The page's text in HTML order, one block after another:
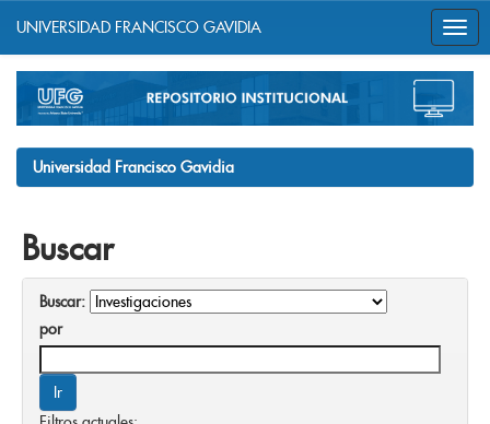
navigation
UNIVERSIDAD FRANCISCO GAVIDIA
Universidad Francisco Gavidia
Buscar
Buscar:
por